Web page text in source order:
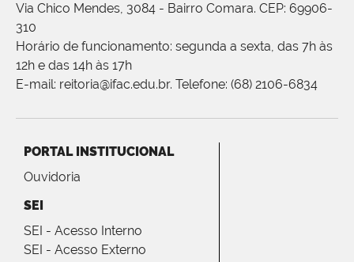
Via Chico Mendes, 3084 - Bairro Comara. CEP: 69906-
310
Horário de funcionamento: segunda a sexta, das 7h às
12h e das 14h às 17h
E-mail: reitoria@ifac.edu.br. Telefone: (68) 2106-6834
PORTAL INSTITUCIONAL
Ouvidoria
SEI
SEI - Acesso Interno
SEI - Acesso Externo